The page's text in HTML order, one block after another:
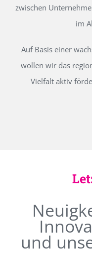
zwischen
im
Auf Basis einer
wollen wir das
Vielfalt aktiv
und